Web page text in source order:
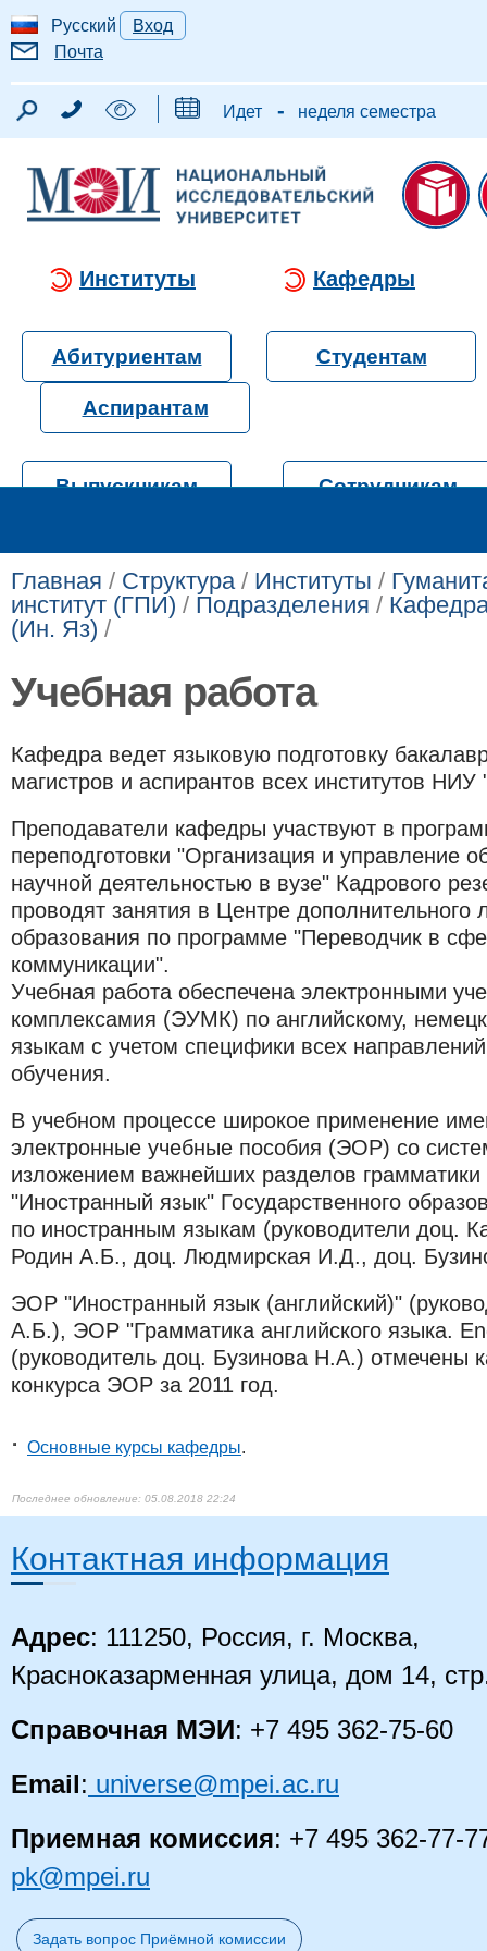
Русский
Вход
Почта
Идет - неделя семестра
Институты Кафедры
Абитуриентам Студентам
Аспирантам
Выпускникам Сотрудникам
Главная / Структура/ Институты /
институт (ГПИ) / Подразделения /
(Ин. Яз) /
Учебная работа
Кафедра ведет языковую подготовку
магистров и аспирантов всех институтов
Преподаватели кафедры участвуют в
переподготовки "Организация и управление
научной деятельностью в вузе" Кадрового
проводят занятия в Центре дополнительного
образования по программе "Переводчик в
коммуникации".
Учебная работа обеспечена электронными
комплексамия (ЭУМК) по английскому,
языкам с учетом специфики всех
обучения.
В учебном процессе широкое применение
электронные учебные пособия (ЭОР) со
изложением важнейших разделов
"Иностранный язык" Государственного
по иностранным языкам (руководители доц.
Родин А.Б., доц. Людмирская И.Д., доц.
ЭОР "Иностранный язык (английский)"
А.Б.), ЭОР "Грамматика английского языка.
(руководитель доц. Бузинова Н.А.) отмечены
конкурса ЭОР за 2011 год.​
Основные курсы кафедры.
05.08.2018 22:24
Контактная информация
Адрес: 111250, Россия, г. Москва,
Красноказарменная улица, дом 14,
Справочная МЭИ: +7 495 362-75-60
Email: universe@mpei.ac.ru
Приемная комиссия: +7 495 362-77-
pk@mpei.ru
Задать вопрос Приёмной комиссии